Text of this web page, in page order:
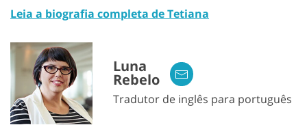
Leia a biografia completa de Tetiana
Luna
Rebelo
Tradutor de inglês para português